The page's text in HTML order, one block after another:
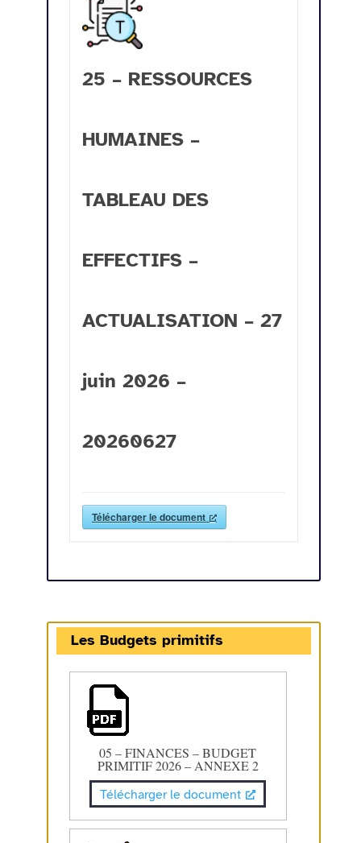
25 – RESSOURCES
HUMAINES –
TABLEAU DES
EFFECTIFS –
ACTUALISATION – 27
juin 2026 –
20260627
Télécharger le document
Les Budgets primitifs
05 – FINANCES – BUDGET
PRIMITIF 2026 – ANNEXE 2
Télécharger le document